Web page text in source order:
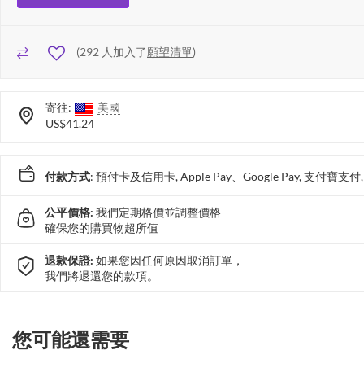
(292 人加入了願望清單)
寄往:
美國
US$41.24
付款方式: 預付卡及信用卡, Apple Pay、Google Pay, 支付寶支
公平價格: 我們定期格價並調整價格
確保您的購買物超所值
退款保證: 如果您因任何原因取消訂單，
我們將退還您的款項。
您可能還需要